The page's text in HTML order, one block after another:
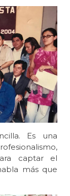
Es una
captar el
más que